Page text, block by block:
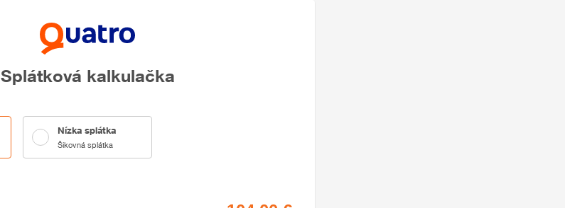
Splátková kalkulačka
Nízka splátka
Šikovná splátka